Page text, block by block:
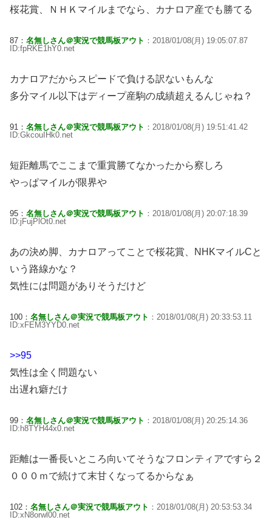
桜花賞、ＮＨＫマイルまでなら、カナロア産でも勝てる
87： 名無しさん＠実況で競馬板アウト ：2018/01/08(月) 19:05:07.87
ID:fpRKE1hY0.net
カナロアだからスピードで負ける訳ないもんな
多分マイル以下はディープ産駒の成績超えるんじゃね？
91： 名無しさん＠実況で競馬板アウト ：2018/01/08(月) 19:51:41.42
ID:GkcouIHk0.net
短距離馬でここまで重賞勝てなかったから察しろ
やっぱマイルが限界や
95： 名無しさん＠実況で競馬板アウト ：2018/01/08(月) 20:07:18.39
ID:jFujPlOt0.net
あの決め脚、カナロアってことで桜花賞、NHKマイルCと
いう路線かな？
気性には問題がありそうだけど
100： 名無しさん＠実況で競馬板アウト ：2018/01/08(月) 20:33:53.11
ID:xFEM3YYD0.net
>>95
気性は全く問題ない
出遅れ癖だけ
99： 名無しさん＠実況で競馬板アウト ：2018/01/08(月) 20:25:14.36
ID:h8TYH44x0.net
距離は一番長いところ向いてそうなフロンティアですら２
０００ｍで続けて末甘くなってるからなぁ
102： 名無しさん＠実況で競馬板アウト ：2018/01/08(月) 20:53:53.34
ID:xN8orwl00.net